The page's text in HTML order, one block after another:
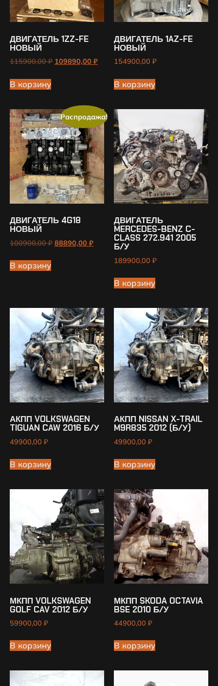
ДВИГАТЕЛЬ 1ZZ-FE
НОВЫЙ
115900,00₽ 109890,00 ₽
В корзину
ДВИГАТЕЛЬ 1AZ-FE
НОВЫЙ
154900,00 ₽
В корзину
Распродажа!
ДВИГАТЕЛЬ 4G18
НОВЫЙ
100900,00₽ 88890,00 ₽
В корзину
ДВИГАТЕЛЬ
MERCEDES-BENZ C-
CLASS 272.941 2005
Б/У
189900,00 ₽
В корзину
АКПП VOLKSWAGEN
TIGUAN CAW 2016 Б/У
49900,00 ₽
В корзину
АКПП NISSAN X-TRAIL
M9R835 2012 (Б/У)
49900,00 ₽
В корзину
МКПП VOLKSWAGEN
GOLF CAV 2012 Б/У
59900,00 ₽
В корзину
МКПП SKODA OCTAVIA
BSE 2010 Б/У
44900,00 ₽
В корзину